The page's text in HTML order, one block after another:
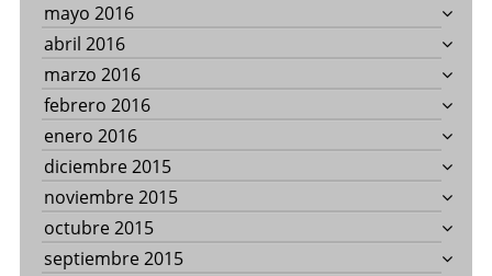
mayo 2016
abril 2016
marzo 2016
febrero 2016
enero 2016
diciembre 2015
noviembre 2015
octubre 2015
septiembre 2015